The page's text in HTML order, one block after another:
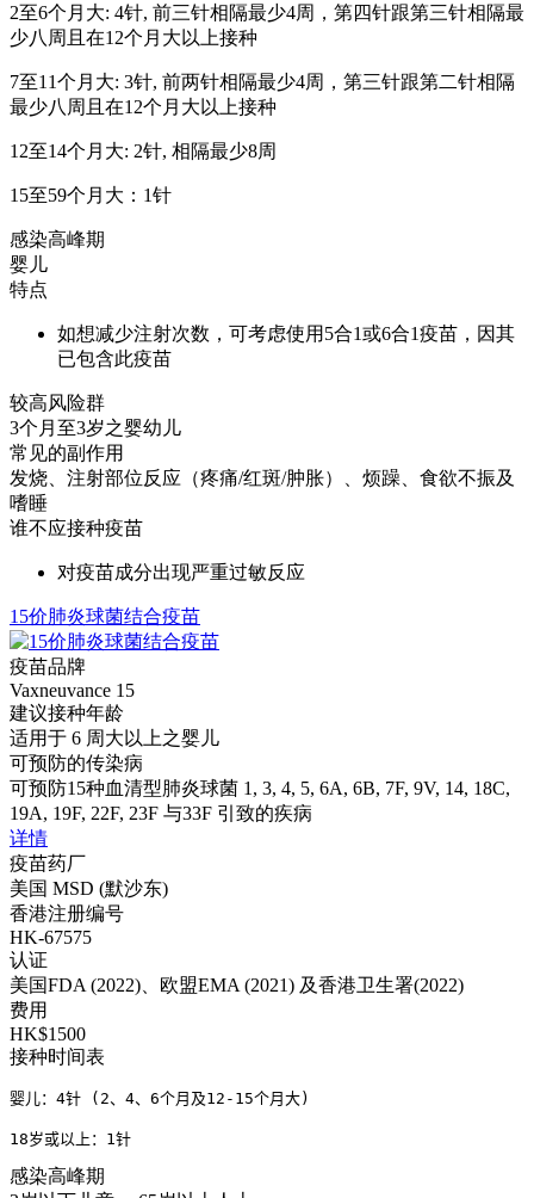
2至6个月大: 4针, 前三针相隔最少4周，第四针跟第三针相隔最
少八周且在12个月大以上接种
7至11个月大: 3针, 前两针相隔最少4周，第三针跟第二针相隔
最少八周且在12个月大以上接种
12至14个月大: 2针, 相隔最少8周
15至59个月大：1针
感染高峰期
婴儿
特点
如想减少注射次数，可考虑使用5合1或6合1疫苗，因其
已包含此疫苗
较高风险群
3个月至3岁之婴幼儿
常见的副作用
发烧、注射部位反应（疼痛/红斑/肿胀）、烦躁、食欲不振及
嗜睡
谁不应接种疫苗
对疫苗成分出现严重过敏反应
15价肺炎球菌结合疫苗
疫苗品牌
Vaxneuvance 15
建议接种年龄
适用于 6 周大以上之婴儿
可预防的传染病
可预防15种血清型肺炎球菌 1, 3, 4, 5, 6A, 6B, 7F, 9V, 14, 18C,
19A, 19F, 22F, 23F 与33F 引致的疾病
详情
疫苗药厂
美国 MSD (默沙东)
香港注册编号
HK-67575
认证
美国FDA (2022)、欧盟EMA (2021) 及香港卫生署(2022)
费用
HK$1500
接种时间表
婴儿：4针 (2、4、6个月及12-15个月大)
18岁或以上：1针
感染高峰期